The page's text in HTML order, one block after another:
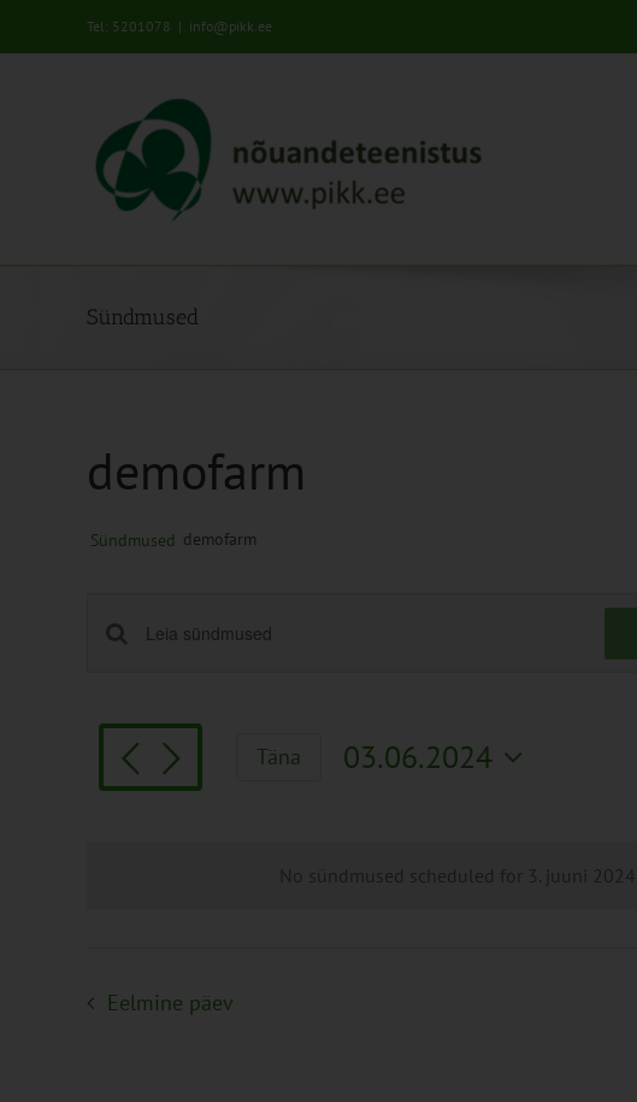
Tel: 5201078 | info@pikk.ee
Sündmused
No sündmused scheduled for 3. juuni
demofarm
Sündmused demofarm
Sündmused
Views
Navigation
Enter
for
Sündmused
by
Täna
03.06.2024
Eelmine päev